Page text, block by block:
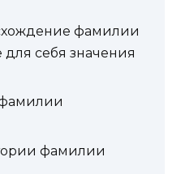
фамилии
для себя значения
фамилии